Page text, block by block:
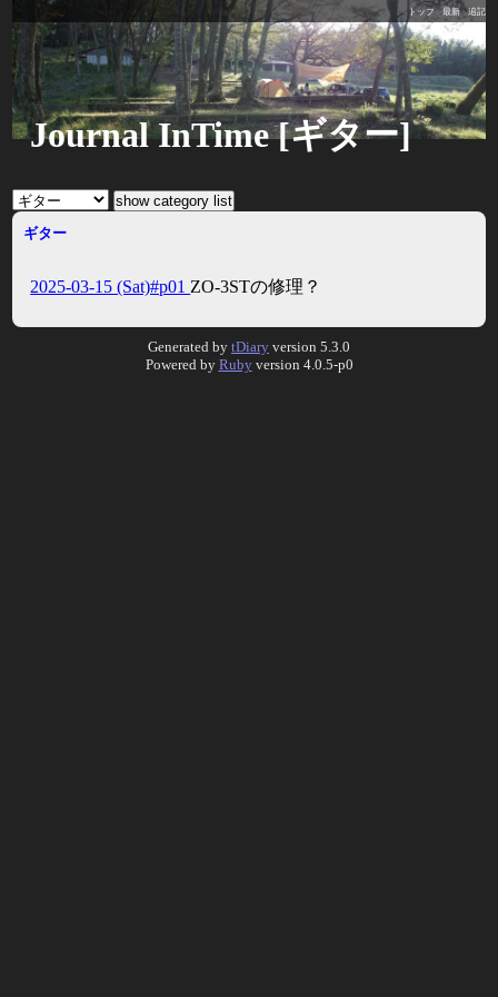
トップ 最新 追記
Journal InTime [ギター]
ギター
2025-03-15 (Sat)#p01 ZO-3STの修理？
Generated by tDiary version 5.3.0
Powered by Rubyversion 4.0.5-p0